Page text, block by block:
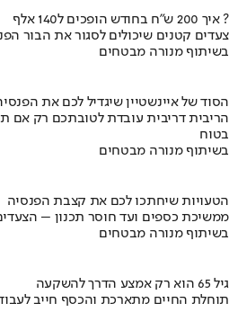
איך 200 ש"ח בחודש הופכים ל140 אלף ?
צעדים קטנים שיכולים לסגור את הבור
בשיתוף מנורה מבטחים
הסוד של איינשטיין שיגדיל לכם את
הריבית דריבית עובדת לטובתכם רק אם
בטוח
בשיתוף מנורה מבטחים
הטעויות שיחתכו לכם את קצבת הפנסיה
ממשיכת כספים ועד חוסר תכנון –
בשיתוף מנורה מבטחים
גיל 65 הוא רק אמצע הדרך להשקעה
תוחלת החיים מתארכת והכסף חייב